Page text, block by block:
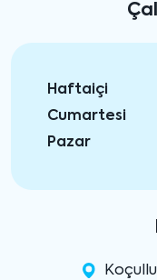
Haftaiçi
Cumartesi
Pazar